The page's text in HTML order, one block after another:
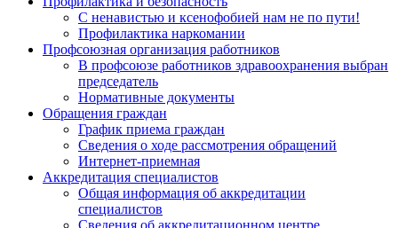
С ненавистью и ксенофобией нам не по пути!
Профилактика наркомании
Профсоюзная организация работников
В профсоюзе работников здравоохранения выбран
председатель
Нормативные документы
Обращения граждан
График приема граждан
Сведения о ходе рассмотрения обращений
Интернет-приемная
Аккредитация специалистов
Общая информация об аккредитации
специалистов
Сведения об аккредитационном центре